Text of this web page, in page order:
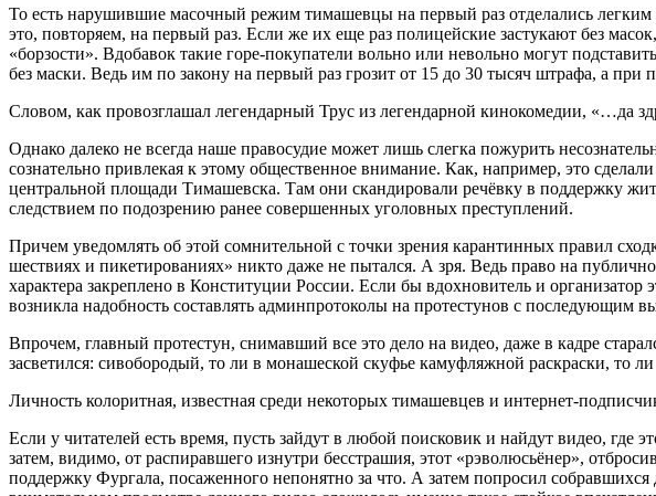
То есть нарушившие масочный режим тимашевцы на первый раз отделались
это, повторяем, на первый раз. Если же их еще раз полицейские застукают без
«борзости». Вдобавок такие горе-покупатели вольно или невольно могут
без маски. Ведь им по закону на первый раз грозит от 15 до 30 тысяч штрафа, а
Словом, как провозглашал легендарный Трус из легендарной кинокомедии, «…да
Однако далеко не всегда наше правосудие может лишь слегка пожурить
сознательно привлекая к этому общественное внимание. Как, например, это
центральной площади Тимашевска. Там они скандировали речёвку в поддержку
следствием по подозрению ранее совершенных уголовных преступлений.
Причем уведомлять об этой сомнительной с точки зрения карантинных правил
шествиях и пикетированиях» никто даже не пытался. А зря. Ведь право на
характера закреплено в Конституции России. Если бы вдохновитель и
возникла надобность составлять админпротоколы на протестунов с последующим
Впрочем, главный протестун, снимавший все это дело на видео, даже в кадре
засветился: сивобородый, то ли в монашеской скуфье камуфляжной раскраски, то
Личность колоритная, известная среди некоторых тимашевцев и интернет-
Если у читателей есть время, пусть зайдут в любой поисковик и найдут видео,
затем, видимо, от распиравшего изнутри бесстрашия, этот «рэволюсьёнер»,
поддержку Фургала, посаженного непонятно за что. А затем попросил